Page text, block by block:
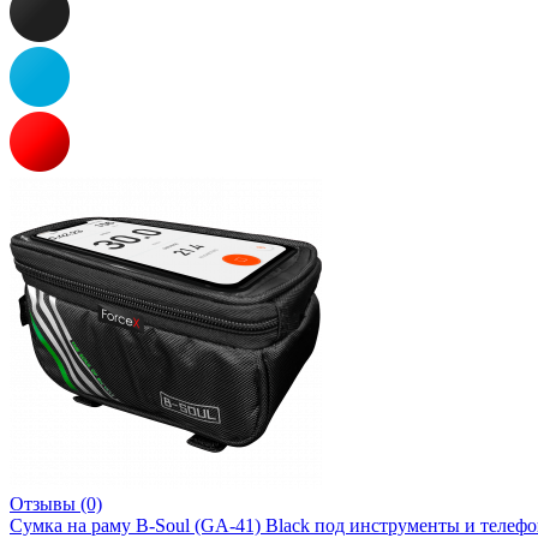
Отзывы (0)
Сумка на раму B-Soul (GA-41) Black под инструменты и